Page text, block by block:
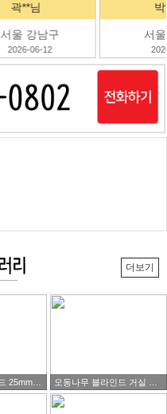
박**님
서울 강남구
2026-06-10
경
더보기